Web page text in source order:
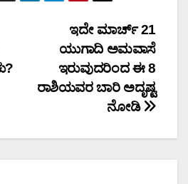
ಇದೇ ಮಾರ್ಚ್ 21
ಯುಗಾದಿ ಅಮವಾಸೆ
ಇರುವುದರಿಂದ ಈ 8
ರಾಶಿಯವರ ಬಾರಿ ಅದೃಷ್ಟ
ನೋಡಿ